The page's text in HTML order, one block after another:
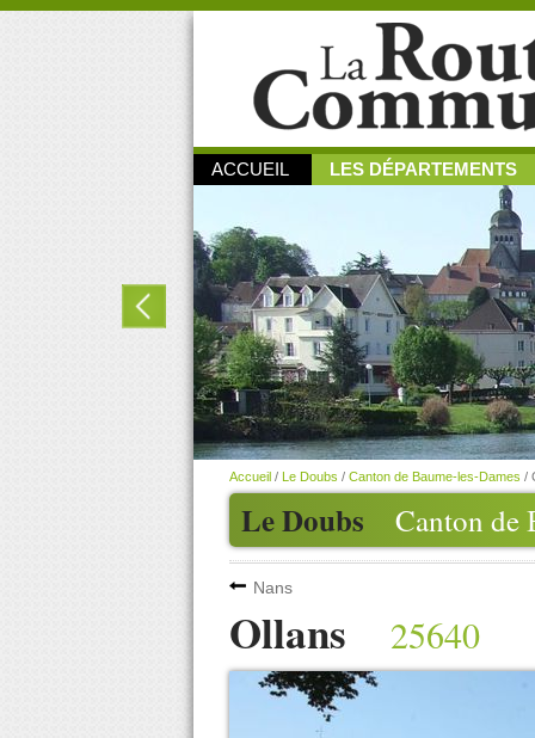
ACCUEIL LES DÉPARTEMENTS
Le Doubs Canton de
Accueil / Le Doubs / Canton de Baume-les-Dames /
Nans
Ollans 25640